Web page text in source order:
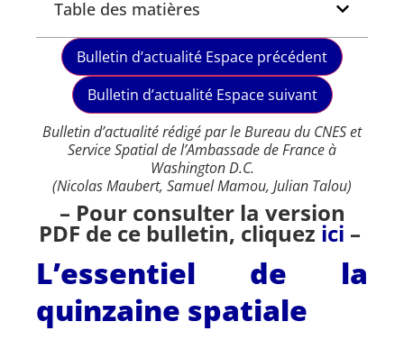
Bulletin d’actualité Espace précédent
Bulletin d’actualité Espace suivant
Bulletin d’actualité rédigé par le Bureau du CNES et
Service Spatial de l’Ambassade de France à
Washington D.C.
(Nicolas Maubert, Samuel Mamou, Julian Talou)
– Pour consulter la version
PDF de ce bulletin, cliquez ici –
L’essentiel de la
quinzaine spatiale
Table des matières